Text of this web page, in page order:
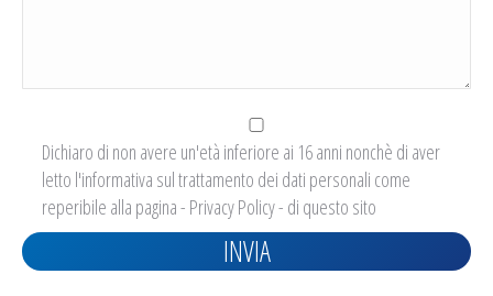
Dichiaro di non avere un'età inferiore ai 16 anni nonchè di aver
letto l'informativa sul trattamento dei dati personali come
reperibile alla pagina - Privacy Policy- di questo sito